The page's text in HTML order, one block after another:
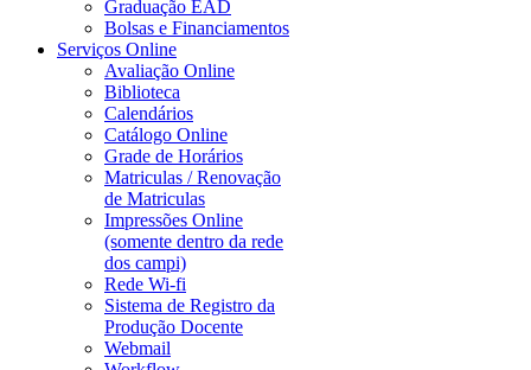
Graduação EAD
Bolsas e Financiamentos
Serviços Online
Avaliação Online
Biblioteca
Calendários
Catálogo Online
Grade de Horários
Matriculas / Renovação
de Matriculas
Impressões Online
(somente dentro da rede
dos campi)
Rede Wi-fi
Sistema de Registro da
Produção Docente
Webmail